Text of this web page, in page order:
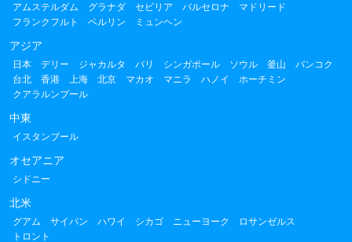
アムステルダム
グラナダ セビリア バルセロナ
マドリード
フランクフルト
ベルリン ミュンヘン
アジア
日本 デリー ジャカルタ バリ シンガポール ソウル 釜山
バンコク
台北
香港 上海 北京 マカオ マニラ ハノイ
ホーチミン
クアラルンプール
中東
イスタンブール
オセアニア
シドニー
北米
グアム サイパン ハワイ シカゴ ニューヨーク
ロサンゼルス
トロント